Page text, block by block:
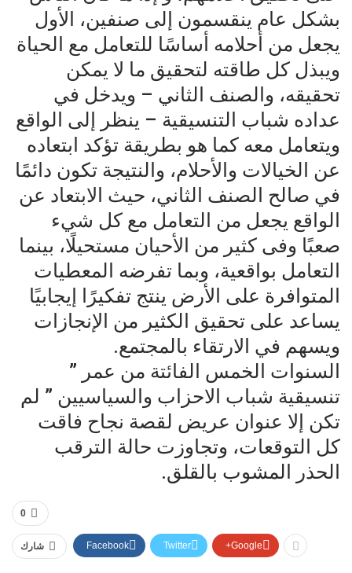
بشكل عام ينقسمون إلى صنفين، الأول
يجعل من أحلامه أساسًا للتعامل مع الحياة
ويبذل كل طاقته لتحقيق ما لا يمكن
تحقيقه، والصنف الثاني – ويدخل في
عداده شباب التنسيقية – ينظر إلى الواقع
ويتعامل معه كما هو بطريقة تؤكد ابتعاده
عن الخيالات والأحلام، والنتيجة تكون دائمًا
في صالح الصنف الثاني، حيث الابتعاد عن
الواقع يجعل من التعامل مع كل شيء
صعبًا وفى كثير من الأحيان مستحيلًا، بينما
التعامل بواقعية، وبما تفرضه المعطيات
المتوافرة على الأرض ينتج تفكيرًا إيجابيًا
يساعد على تحقيق الكثير من الإنجازات
ويسهم في الارتقاء بالمجتمع.
السنوات الخمس الفائتة من عمر ”
تنسيقية شباب الاحزاب والسياسيين ” لم
تكن إلا عنوان عريض لقصة نجاح فاقت
كل التوقعات، وتجاوزت حالة الترقب
الحذر المشوب بالقلق.
0
شارك Facebook Twitter Google+